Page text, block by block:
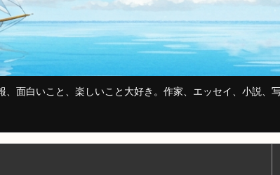
面白いこと、楽しいこと大好き。作家、エッセイ、小説、